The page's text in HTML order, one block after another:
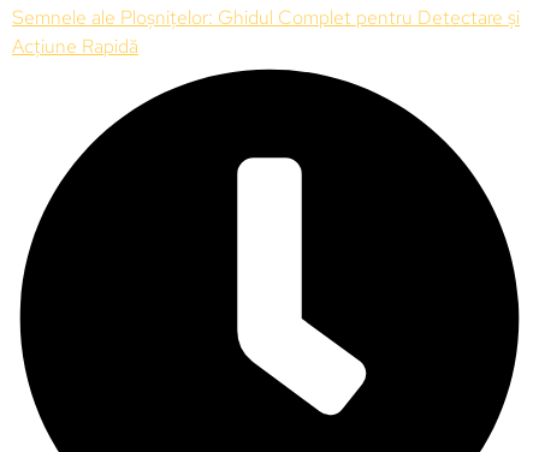
Semnele ale Ploșnițelor: Ghidul Complet pentru Detectare și
Acțiune Rapidă